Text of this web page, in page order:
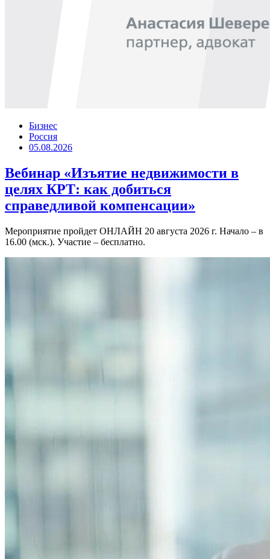
Бизнес
Россия
05.08.2026
Вебинар «Изъятие недвижимости в
целях КРТ: как добиться
справедливой компенсации»
Мероприятие пройдет ОНЛАЙН 20 августа 2026 г. Начало – в
16.00 (мск.). Участие – бесплатно.